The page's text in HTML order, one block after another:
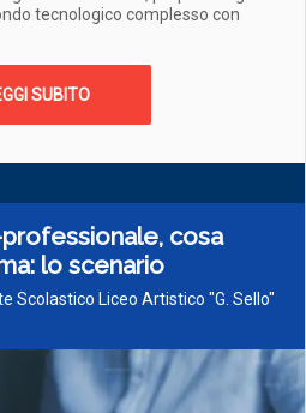
tecnologico complesso con
SUBITO
cosa
lo scenario
Scolastico Liceo Artistico "G. Sello"